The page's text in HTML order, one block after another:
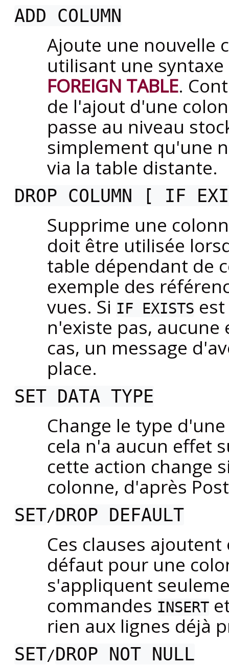
ADD COLUMN
Ajoute une nouvelle
utilisant une
FOREIGN TABLE.
de l'ajout d'une
passe au niveau
simplement qu'une
via la table distante.
DROP COLUMN [ IF
Supprime une
doit être utilisée
table dépendant de
exemple des
vues. Si IF EXISTS
n'existe pas, aucune
cas, un message
place.
SET DATA TYPE
Change le type
cela n'a aucun effet
cette action change
colonne, d'après
SET/DROP DEFAULT
Ces clauses
défaut pour une
s'appliquent
commandes INSERT
rien aux lignes déjà
SET/DROP NOT NULL